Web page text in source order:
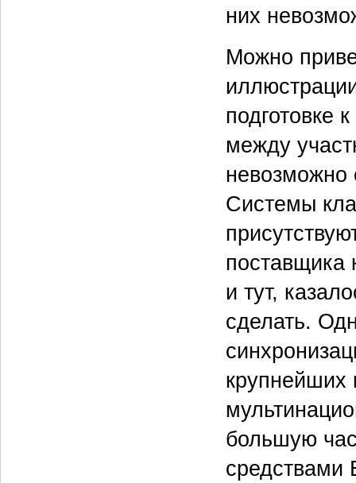
них
Можно
подготовке
между
невозможно
Системы
поставщика
и тут,
сделать.
крупнейших
большую
средствами